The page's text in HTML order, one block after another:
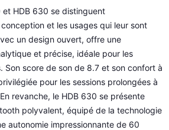
et HDB 630 se distinguent
et les usages qui leur sont
un design ouvert, offre une
et précise, idéale pour les
Son score de son de 8.7 et son confort à
pour les sessions prolongées à
revanche, le HDB 630 se présente
polyvalent, équipé de la technologie
autonomie impressionnante de 60